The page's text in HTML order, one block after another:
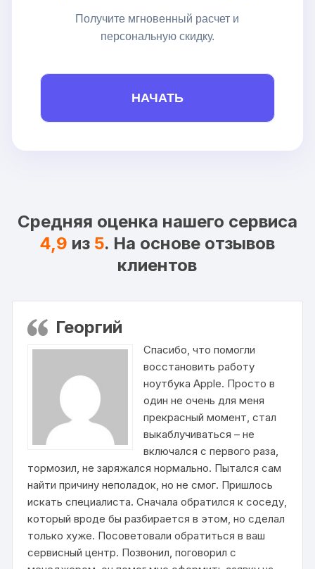
Получите мгновенный расчет и
персональную скидку.
НАЧАТЬ
Средняя оценка нашего сервиса
4,9 из 5. На основе отзывов
клиентов
Георгий
Спасибо, что помогли
восстановить работу
ноутбука Apple. Просто в
один не очень для меня
прекрасный момент, стал
выкаблучиваться – не
включался с первого раза,
тормозил, не заряжался нормально. Пытался сам
найти причину неполадок, но не смог. Пришлось
искать специалиста. Сначала обратился к соседу,
который вроде бы разбирается в этом, но сделал
только хуже. Посоветовали обратиться в ваш
сервисный центр. Позвонил, поговорил с